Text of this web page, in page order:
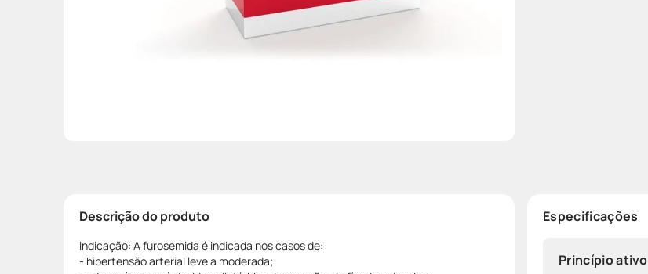
Descrição do produto
Indicação: A furosemida é indicada nos casos de:
- hipertensão arterial leve a moderada;
Especificações
Princípio ativo